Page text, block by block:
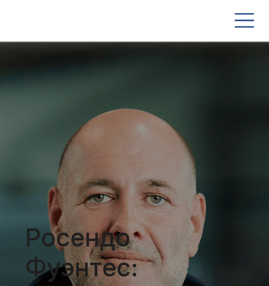
Росендо
Фуэнтес: